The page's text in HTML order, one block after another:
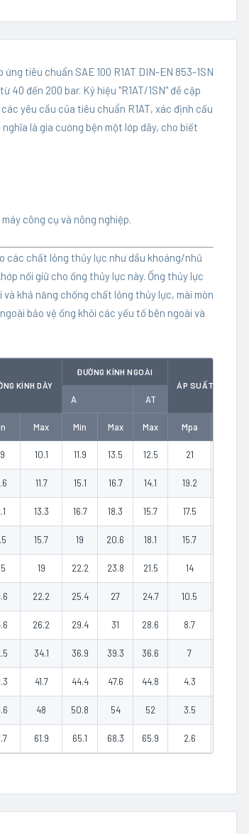
ứng tiêu chuẩn SAE 100 R1AT DIN-EN 853-1SN
đến 200 bar. Ký hiệu "R1AT/1SN" đề cập
yêu cầu của tiêu chuẩn R1AT, xác định cấu
là gia cường bện một lớp dây, cho biết
công cụ và nông nghiệp.
các chất lỏng thủy lực như dầu khoáng/nhũ
nối giữ cho ống thủy lực này. Ống thủy lực
khả năng chống chất lỏng thủy lực, mài mòn
bảo vệ ống khỏi các yếu tố bên ngoài và
KÍNH DÂY
ĐƯỜNG KÍNH NGOÀI
ÁP SUẤT LÀM VIỆC
A
AT
Max Min Max Max Mpa
10.1 11.9 13.5 12.5 21
11.7 15.1 16.7 14.1 19.2
13.3 16.7 18.3 15.7 17.5
15.7 19 20.6 18.1 15.7
19 22.2 23.8 21.5 14
22.2 25.4 27 24.7 10.5
26.2 29.4 31 28.6 8.7
34.1 36.9 39.3 36.6 7
41.7 44.4 47.6 44.8 4.3
48 50.8 54 52 3.5
61.9 65.1 68.3 65.9 2.6